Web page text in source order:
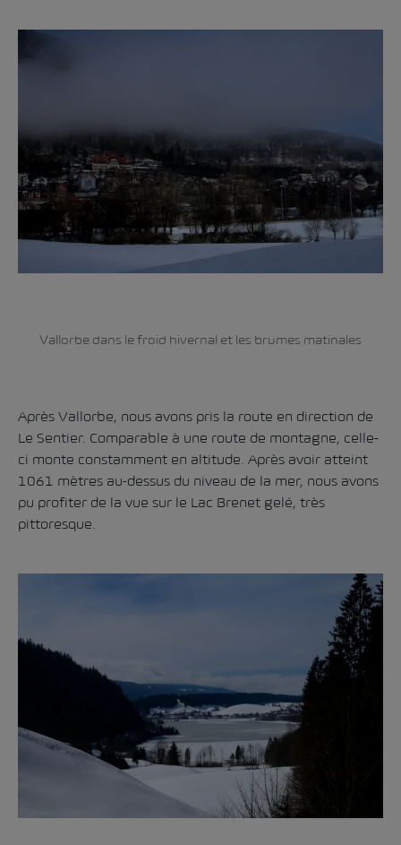
Vallorbe dans le froid hivernal et les brumes matinales
Après Vallorbe, nous avons pris la route en direction de
Le Sentier. Comparable à une route de montagne, celle-
ci monte constamment en altitude. Après avoir atteint
1061 mètres au-dessus du niveau de la mer, nous avons
pu profiter de la vue sur le Lac Brenet gelé, très
pittoresque.